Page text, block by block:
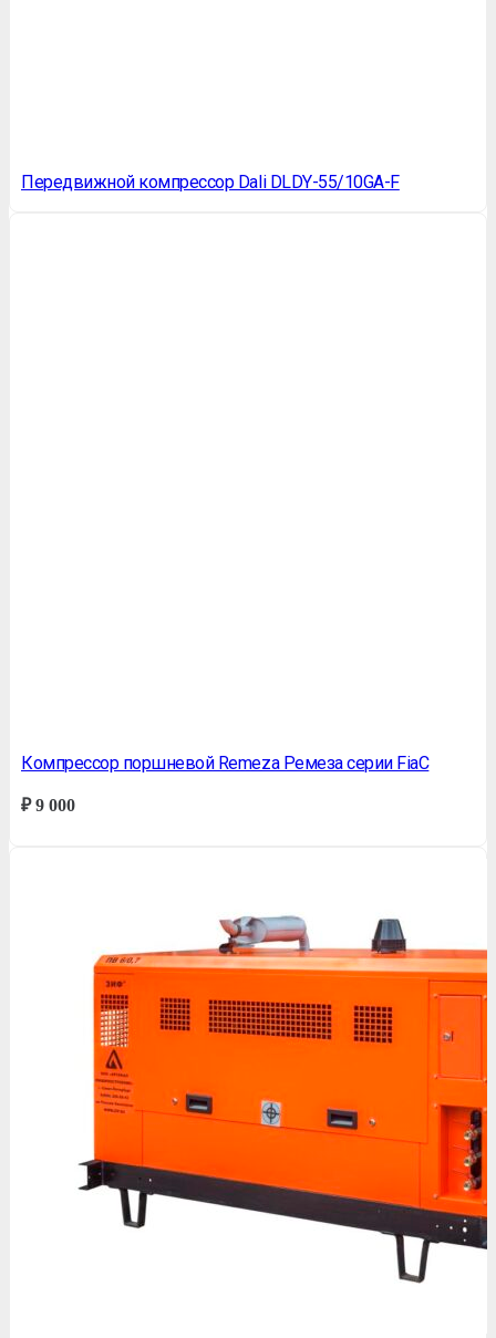
Передвижной компрессор Dali DLDY-55/10GA-F
Компрессор поршневой Remeza Ремеза серии FiaС
₽9 000